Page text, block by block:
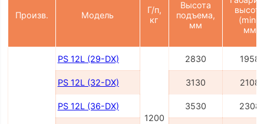
Произв. Модель
Г/п,
кг
Высота
подъема,
мм
(min),
мм
PS 12L (29-DX)
1200
2830 1958
PS 12L (32-DX) 3130 2108
PS 12L (36-DX) 3530 2308